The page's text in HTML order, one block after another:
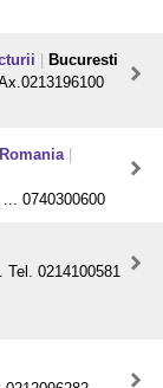
Bucuresti
0740300600
0214100581